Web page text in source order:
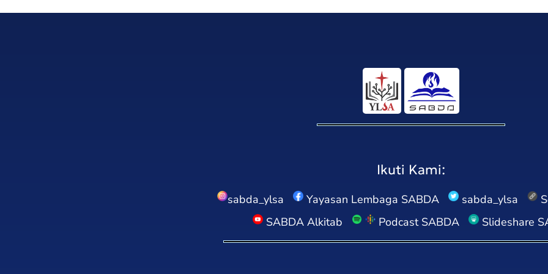
Ikuti Kami:
sabda_ylsa Yayasan Lembaga SABDA sabda_ylsa
SABDA Alkitab
Podcast SABDA Slideshare